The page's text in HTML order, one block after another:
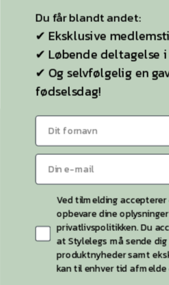
Selvsiddende strømper
Ideen til StyleLegs
Bag Stylelegs
Sitemap
KONTAKT OS
Kontaktside
26 55 26 49
Du får blandt andet:
✔ Eksklusive
✔ Løbende deltagelse
✔ Og selvfølgelig en
fødselsdag!
Ved tilmelding
opbevare dine
privatlivspolitikken. Du
at Stylelegs må sende
produktnyheder samt
kan til enhver tid